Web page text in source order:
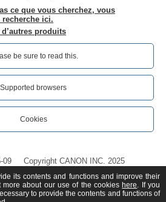
ce que vous cherchez, vous
recherche ici.
produits
be sure to read this.‎
Supported browsers
Cookies
09 Copyright CANON INC. 2025
its contents and functions and improve their
about our use of the cookies here. If you
to provide the contents and functions of